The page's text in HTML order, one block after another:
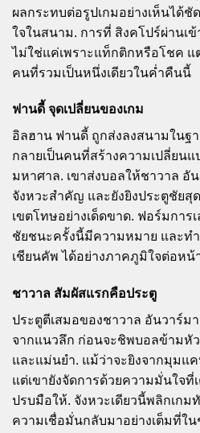
ผลกระทบต่อรูปเกมอย่างเห็นได้ชั
ใจในสนาม. การที่ สิงคโปร์ผ่านเ
ไม่ใช่แค่เพราะแท็กติกหรือโชค แ
คนที่รวมเป็นหนึ่งเดียวในค่ำคืนนี้
ฟานดี้ จุดเปลี่ยนของเกม
อิลฮาน ฟานดี้ ถูกส่งลงสนามในฐ
กลายเป็นคนที่สร้างความเปลี่ยน
มหาศาล. เขาส่งบอลให้ชาวาล อั
จังหวะสำคัญ และยังยิงประตูชัยสุ
เขตโทษอย่างเด็ดขาด. ฟอร์มการ
ชัยชนะครั้งนี้มีความหมาย และทำ
เชียนคัพ ได้อย่างภาคภูมิใจต่อหน้า
ชาวาล สัมผัสแรกคือประตู
ประตูตีเสมอของชาวาล อันวาร์ม
จากแนวลึก ก่อนจะชิพบอลข้ามหั
และแม่นยำ. แม้ว่าจะยิงจากมุมแ
แต่เขายังจัดการด้วยความมั่นใจ
ปรบมือให้. จังหวะเดียวนี้พลิกเก
ความเชื่อมั่นกลับมาอย่างเต็มที่ใ